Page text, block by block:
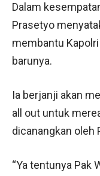
Dalam
Prasetyo
membantu
barunya.
Ia berjanji akan
all out untuk
dicanangkan oleh
“Ya tentunya Pak